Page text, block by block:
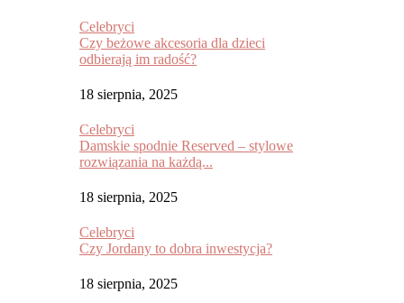
Celebryci
Czy beżowe akcesoria dla dzieci
odbierają im radość?
18 sierpnia, 2025
Celebryci
Damskie spodnie Reserved – stylowe
rozwiązania na każdą...
18 sierpnia, 2025
Celebryci
Czy Jordany to dobra inwestycja?
18 sierpnia, 2025